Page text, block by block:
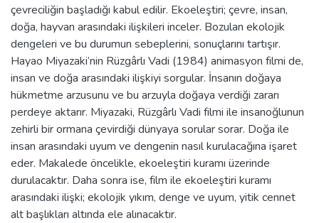
çevreciliğin başladığı kabul edilir. Ekoeleştiri; çevre, insan,
doğa, hayvan arasındaki ilişkileri inceler. Bozulan ekolojik
dengeleri ve bu durumun sebeplerini, sonuçlarını tartışır.
Hayao Miyazaki’nin Rüzgârlı Vadi (1984) animasyon filmi de,
insan ve doğa arasındaki ilişkiyi sorgular. İnsanın doğaya
hükmetme arzusunu ve bu arzuyla doğaya verdiği zararı
perdeye aktarır. Miyazaki, Rüzgârlı Vadi filmi ile insanoğlunun
zehirli bir ormana çevirdiği dünyaya sorular sorar. Doğa ile
insan arasındaki uyum ve dengenin nasıl kurulacağına işaret
eder. Makalede öncelikle, ekoeleştiri kuramı üzerinde
durulacaktır. Daha sonra ise, film ile ekoeleştiri kuramı
arasındaki ilişki; ekolojik yıkım, denge ve uyum, yitik cennet
alt başlıkları altında ele alınacaktır.